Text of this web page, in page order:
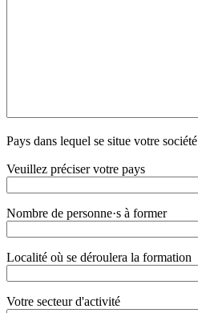
Pays dans lequel se situe votre société
Veuillez préciser votre pays
Nombre de personne·s à former
Localité où se déroulera la formation
Votre secteur d'activité